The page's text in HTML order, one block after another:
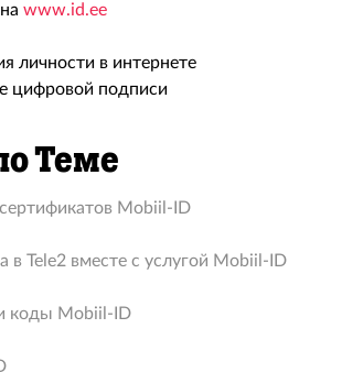
www.id.ee
личности в интернете
цифровой подписи
Теме
Mobiil-ID
в Tele2 вместе с услугой Мobiil-ID
коды Mobiil-ID